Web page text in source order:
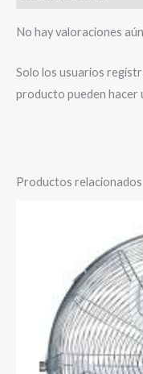
No hay valoraciones
Solo los usuarios
producto pueden hacer
Productos relacionados